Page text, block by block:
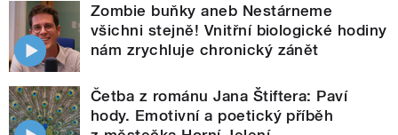
Zombie buňky aneb Nestárneme
všichni stejně! Vnitřní biologické hodiny
nám zrychluje chronický zánět
Četba z románu Jana Štiftera: Paví
hody. Emotivní a poetický příběh